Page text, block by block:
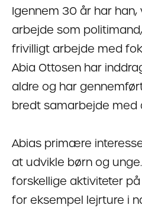
Igennem 30 år har
arbejde som
frivilligt arbejde med
Abia Ottosen har
aldre og har
bredt samarbejde med
Abias primære
at udvikle børn og
forskellige aktiviteter
for eksempel lejrture i